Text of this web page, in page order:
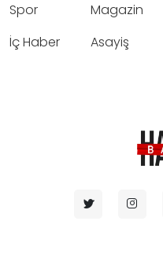
Spor
İç Haber
Magazin
Asayiş